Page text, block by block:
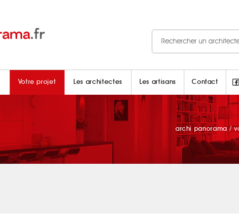
Votre projet Les architectes Les artisans Contact
archi panorama /